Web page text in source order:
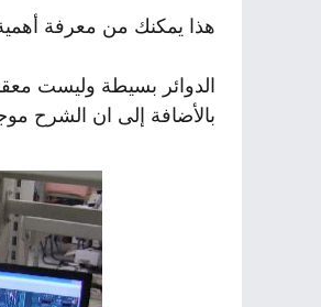
هذا يمكنك من معرفة أهمية
الدوائر بسيطة وليست
بالأضافة إلى ان الشرح